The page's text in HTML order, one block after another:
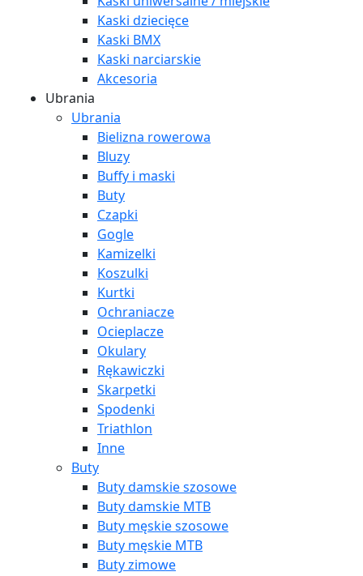
Kaski dziecięce
Kaski BMX
Kaski narciarskie
Akcesoria
Ubrania
Ubrania
Bielizna rowerowa
Bluzy
Buffy i maski
Buty
Czapki
Gogle
Kamizelki
Koszulki
Kurtki
Ochraniacze
Ocieplacze
Okulary
Rękawiczki
Skarpetki
Spodenki
Triathlon
Inne
Buty
Buty damskie szosowe
Buty damskie MTB
Buty męskie szosowe
Buty męskie MTB
Buty zimowe